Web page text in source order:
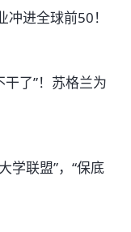
进全球前50！
了”！苏格兰为
学联盟”，“保底